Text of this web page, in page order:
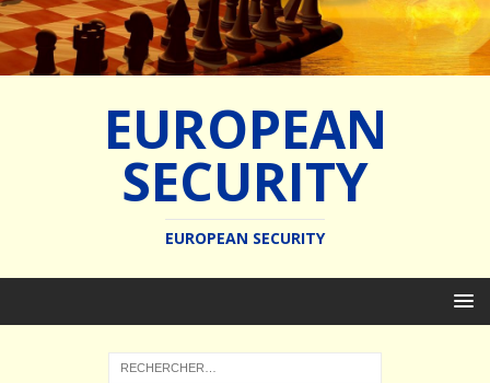
EUROPEAN
SECURITY
EUROPEAN SECURITY